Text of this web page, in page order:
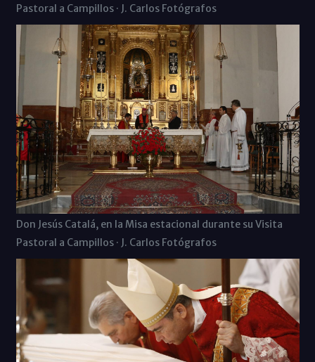
Pastoral a Campillos · J. Carlos Fotógrafos
Don Jesús Catalá, en la Misa estacional durante su Visita
Pastoral a Campillos · J. Carlos Fotógrafos